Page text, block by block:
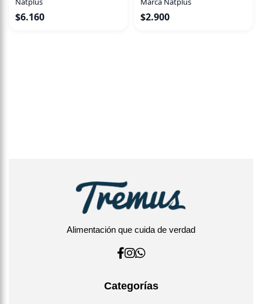
$6.160 $2.900
Alimentación que cuida de verdad
Categorías